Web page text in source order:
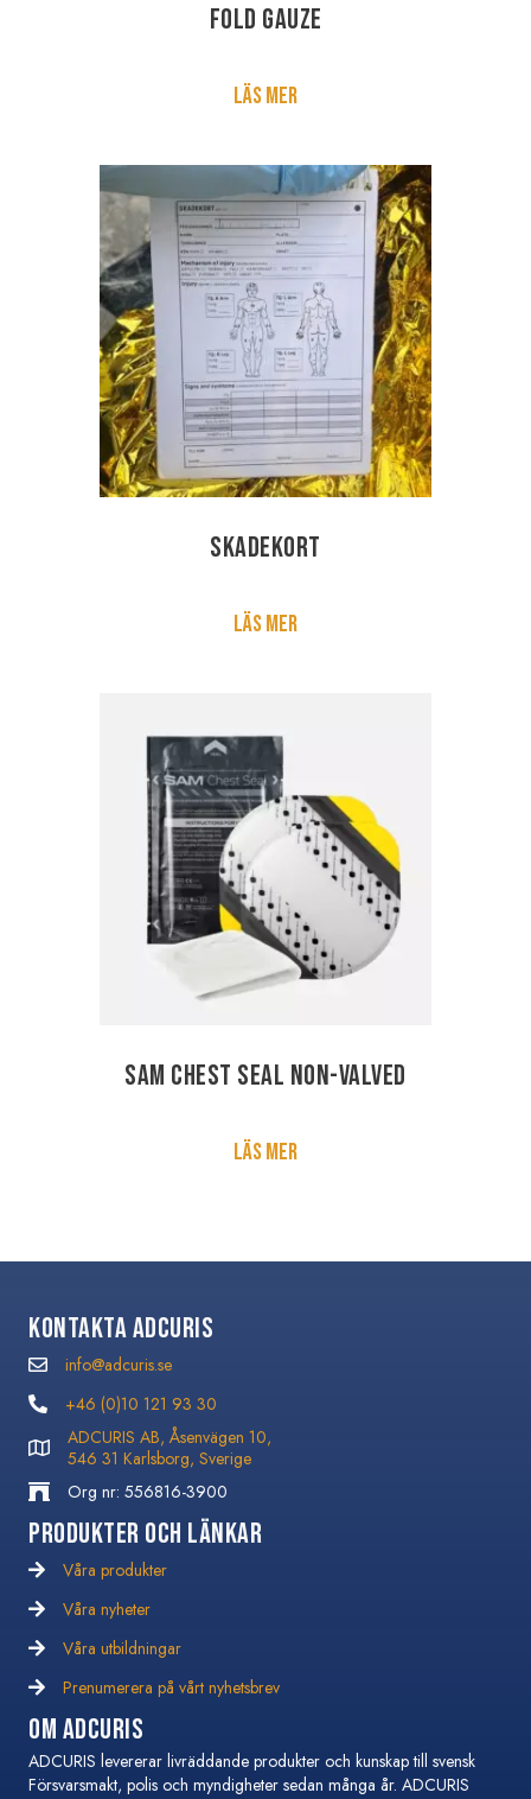
fold Gauze
Läs mer
Skadekort
Läs mer
SAM Chest Seal non-valved
Läs mer
Kontakta Adcuris
info@adcuris.se
info@adcuris.se
+46 (0)10 121 93 30
+46 (0)10 121 93 30
ADCURIS AB, Åsenvägen 10,
546 31 Karlsborg, Sverige
Org nr: 556816-3900
Produkter och Länkar
Våra produkter
Våra nyheter
Våra nyheter
Våra utbildningar
Våra utbildningar
Prenumerera på vårt nyhetsbrev
Prenumerera på vårt nyhetsbrev
Om Adcuris
ADCURIS levererar livräddande produkter och kunskap till svensk
Försvarsmakt, polis och myndigheter sedan många år. ADCURIS